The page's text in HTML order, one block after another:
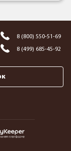
8 (800) 550-51-69
8 (499) 685-45-92